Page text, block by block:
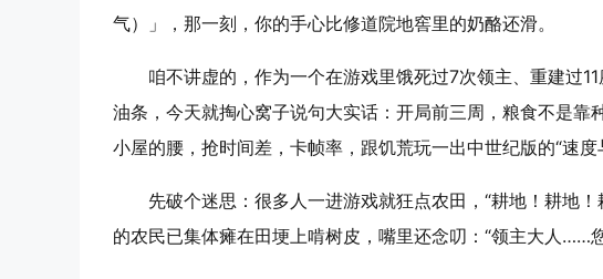
气）」，那一刻，你的手心比修道院地窖里的奶酪还滑。
咱不讲虚的，作为一个在游戏里饿死过7次领主、重建过
油条，今天就掏心窝子说句大实话： 开局前三周，粮食不是靠
小屋的腰，抢时间差，卡帧率，跟饥荒玩一出中世纪版的“速度
先破个迷思：很多人一进游戏就狂点农田，“耕地！耕地
的农民已集体瘫在田埂上啃树皮，嘴里还念叨：“领主大人……